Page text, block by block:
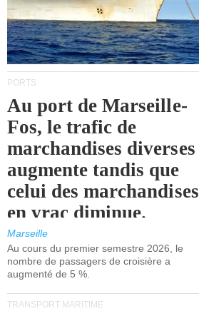
PORTS
Au port de Marseille-
Fos, le trafic de
marchandises diverses
augmente tandis que
celui des marchandises
en vrac diminue.
Marseille
Au cours du premier semestre 2026, le
nombre de passagers de croisière a
augmenté de 5 %.
TRANSPORT MARITIME